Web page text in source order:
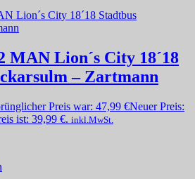
MAN Lion´s City 18´18
– Zartmann
Preis war: 47,99 €Neuer Preis:
ist: 39,99 €. inkl.MwSt.